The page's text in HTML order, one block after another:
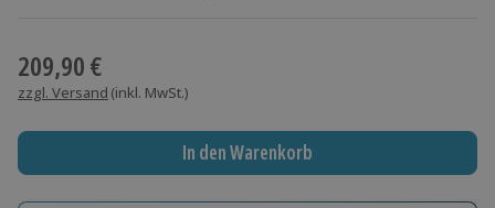
209,90 €
zzgl. Versand (inkl. MwSt.)
In den Warenkorb